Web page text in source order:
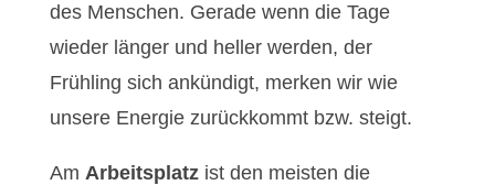
des Menschen. Gerade wenn die Tage
wieder länger und heller werden, der
Frühling sich ankündigt, merken wir wie
unsere Energie zurückkommt bzw. steigt.
Am Arbeitsplatzist den meisten die